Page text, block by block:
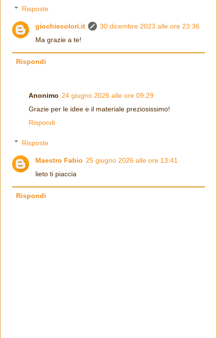
Risposte
giochiecolori.it
30 dicembre 2023 alle ore 23:36
Ma grazie a te!
Rispondi
Anonimo 24 giugno 2026 alle ore 09:29
Grazie per le idee e il materiale preziosissimo!
Rispondi
Risposte
Maestro Fabio 25 giugno 2026 alle ore 13:41
lieto ti piaccia
Rispondi